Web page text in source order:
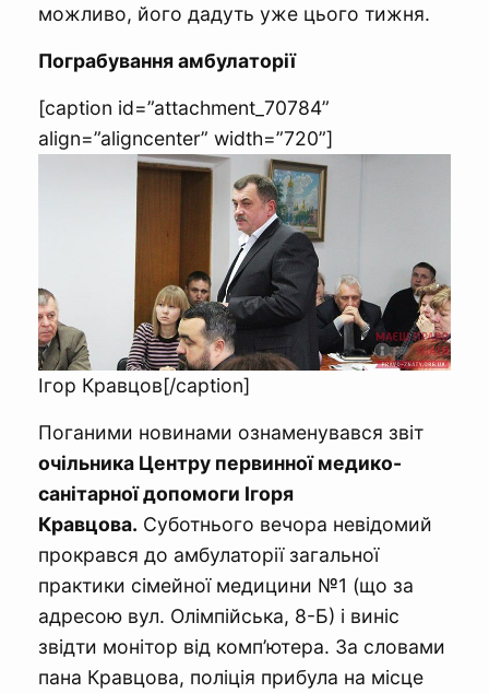
можливо, його дадуть уже цього тижня.
Пограбування амбулаторії
[caption id=”attachment_70784”
align=”aligncenter” width=”720”]
Ігор Кравцов[/caption]
Поганими новинами ознаменувався звіт
очільника Центру первинної медико-
санітарної допомоги Ігоря
Кравцова. Суботнього вечора невідомий
прокрався до амбулаторії загальної
практики сімейної медицини №1 (що за
адресою вул. Олімпійська, 8-Б) і виніс
звідти монітор від комп’ютера. За словами
пана Кравцова, поліція прибула на місце